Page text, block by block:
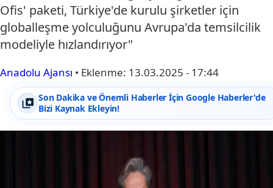
Ofis' paketi, Türkiye'de kurulu şirketler için
globalleşme yolculuğunu Avrupa'da temsilcilik
modeliyle hızlandırıyor"
Anadolu Ajansı • Eklenme: 13.03.2025 - 17:44
Son Dakika ve Önemli Haberler İçin Google Haberler'de
Bizi Kaynak Ekleyin!